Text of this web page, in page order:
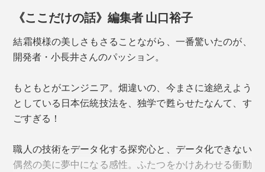
ない毎日の飲み物が、古民家カフェの趣に。
＜結＞
《ここだけの話》編集者 山口裕子
結霜模様の美しさもさることながら、一番驚いたのが、
開発者・小長井さんのパッション。
もともとがエンジニア。畑違いの、今まさに途絶えよう
としている日本伝統技法を、独学で甦らせたなんて、す
ごすぎる！
職人の技術をデータ化する探究心と、データ化できない
偶然の美に夢中になる感性。ふたつをかけあわせる衝動